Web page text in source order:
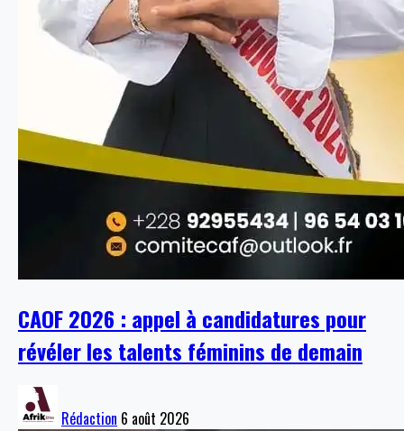
CAOF 2026 : appel à candidatures pour
révéler les talents féminins de demain
Rédaction 6 août 2026